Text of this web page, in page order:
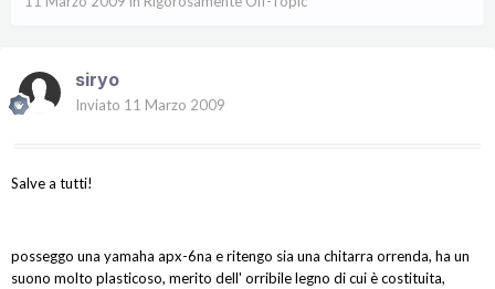
siryo
Inviato 11 Marzo 2009
Salve a tutti!
posseggo una yamaha apx-6na e ritengo sia una chitarra orrenda, ha un
suono molto plasticoso, merito dell' orribile legno di cui è costituita,